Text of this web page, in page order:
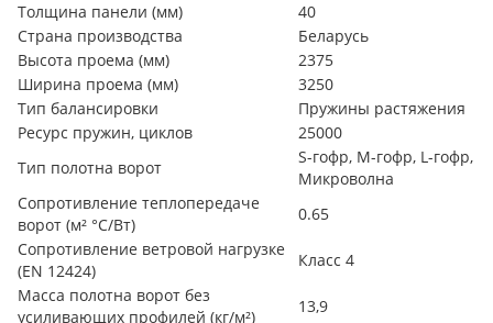
Толщина панели (мм)
40
Страна производства
Беларусь
Высота проема (мм)
2375
Ширина проема (мм)
3250
Тип балансировки
Пружины растяжения
Ресурс пружин, циклов
25000
Тип полотна ворот
S-гофр, М-гофр, L-гофр,
Микроволна
Сопротивление теплопередаче
ворот (м² °С/Вт)
0.65
Сопротивление ветровой нагрузке
(EN 12424)
Класс 4
Масса полотна ворот без
усиливающих профилей (кг/м²)
13,9